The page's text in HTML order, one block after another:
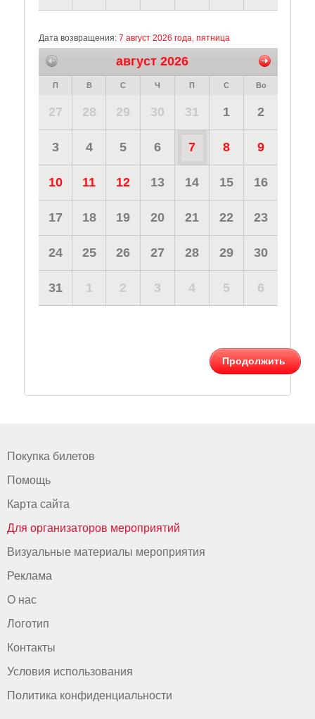
Дата возвращения: 7 август 2026 года, пятница
август 2026
П В С Ч П С Во
27 28 29 30 31 1 2
3 4 5 6 7 8 9
10 11 12 13 14 15 16
17 18 19 20 21 22 23
24 25 26 27 28 29 30
31 1 2 3 4 5 6
Продолжить
Покупка билетов
Помощь
Карта сайта
Для организаторов мероприятий
Визуальные материалы мероприятия
Реклама
О нас
Логотип
Контакты
Условия использования
Политика конфиденциальности